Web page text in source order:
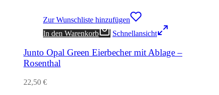
Zur Wunschliste hinzufügen
In den Warenkorb
Schnellansicht
Junto Opal Green Eierbecher mit Ablage –
Rosenthal
22,50 €